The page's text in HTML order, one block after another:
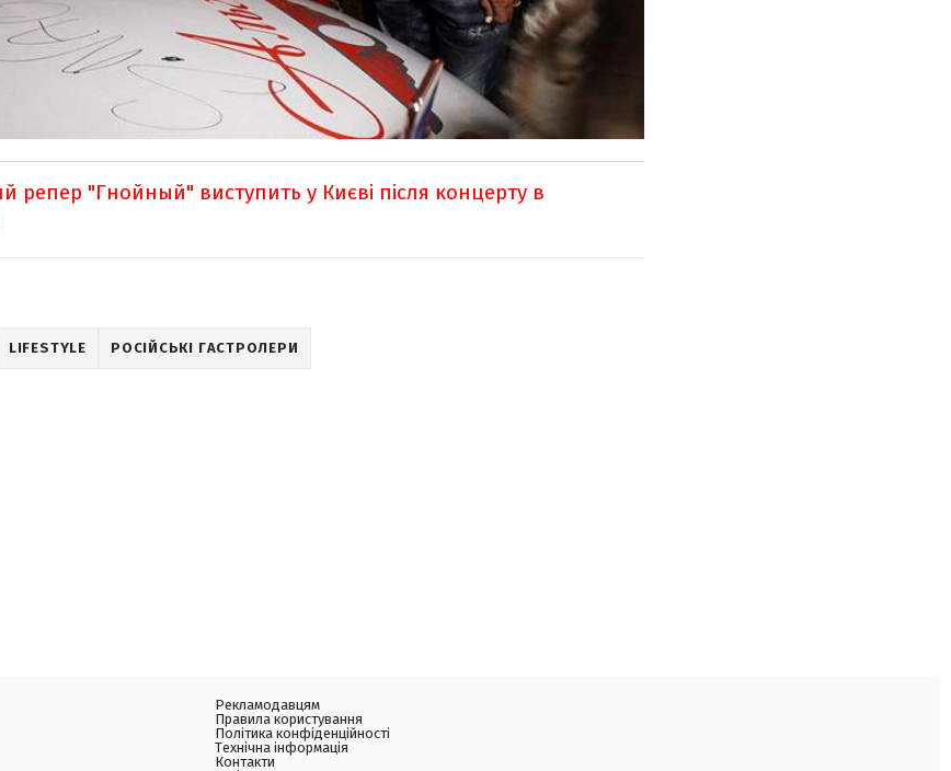
репер "Гнойный" виступить у Києві після концерту в
LIFESTYLE РОСІЙСЬКІ ГАСТРОЛЕРИ
Рекламодавцям
Правила користування
Політика конфіденційності
Технічна інформація
Контакти